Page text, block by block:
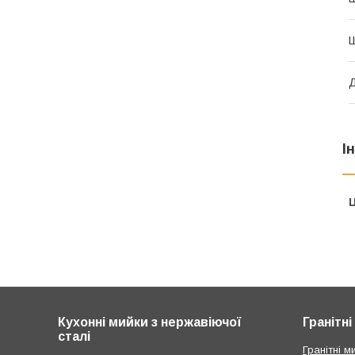
Кухонні мийки з нержавіючої
сталі
Гранітні